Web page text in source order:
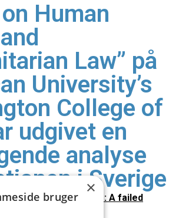
Human
Law” på
University’s
College of
udgivet en
analyse
i Sverige
to Criminalize Clients: A failed
engineering
×
bruger